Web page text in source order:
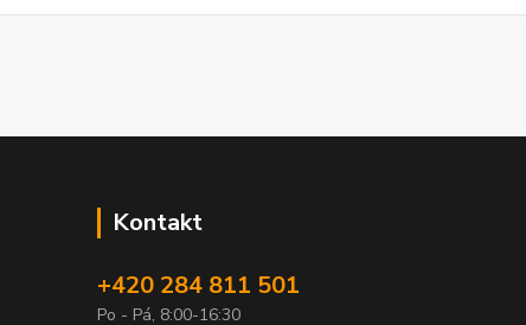
Kontakt
+420 284 811 501
Po - Pá, 8:00-16:30